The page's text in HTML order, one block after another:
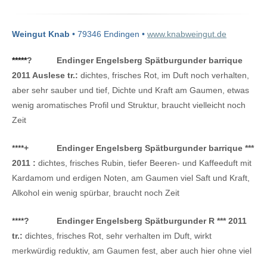
Weingut Knab • 79346 Endingen • www.knabweingut.de
*****?
Endinger Engelsberg Spätburgunder barrique
2011 Auslese tr.: dichtes, frisches Rot, im Duft noch verhalten,
aber sehr sauber und tief, Dichte und Kraft am Gaumen, etwas
wenig aromatisches Profil und Struktur, braucht vielleicht noch
Zeit
****+
Endinger Engelsberg Spätburgunder barrique ***
2011 : dichtes, frisches Rubin, tiefer Beeren- und Kaffeeduft mit
Kardamom und erdigen Noten, am Gaumen viel Saft und Kraft,
Alkohol ein wenig spürbar, braucht noch Zeit
****?
Endinger Engelsberg Spätburgunder R *** 2011
tr.: dichtes, frisches Rot, sehr verhalten im Duft, wirkt
merkwürdig reduktiv, am Gaumen fest, aber auch hier ohne viel